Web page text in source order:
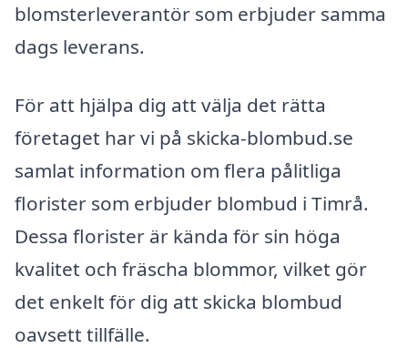
blomsterleverantör som erbjuder samma
dags leverans.
För att hjälpa dig att välja det rätta
företaget har vi på skicka-blombud.se
samlat information om flera pålitliga
florister som erbjuder blombud i Timrå.
Dessa florister är kända för sin höga
kvalitet och fräscha blommor, vilket gör
det enkelt för dig att skicka blombud
oavsett tillfälle.